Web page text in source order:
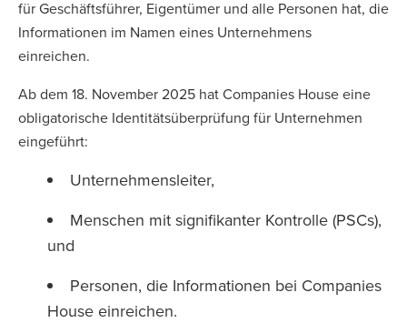
für Geschäftsführer, Eigentümer und alle Personen hat, die
Informationen im Namen eines Unternehmens
einreichen.
Ab dem 18. November 2025 hat Companies House eine
obligatorische Identitätsüberprüfung für Unternehmen
eingeführt:
Unternehmensleiter,
Menschen mit signifikanter Kontrolle (PSCs),
und
Personen, die Informationen bei Companies
House einreichen.